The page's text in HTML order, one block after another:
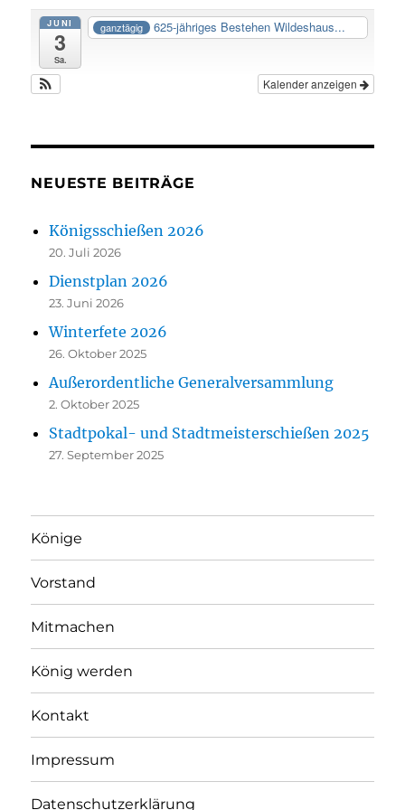
JUNI
3
Sa.
ganztägig 625-jähriges Bestehen Wildeshaus...
Kalender anzeigen
NEUESTE BEITRÄGE
Königsschießen 2026
20. Juli 2026
Dienstplan 2026
23. Juni 2026
Winterfete 2026
26. Oktober 2025
Außerordentliche Generalversammlung
2. Oktober 2025
Stadtpokal- und Stadtmeisterschießen 2025
27. September 2025
Könige
Vorstand
Mitmachen
König werden
Kontakt
Impressum
Datenschutzerklärung